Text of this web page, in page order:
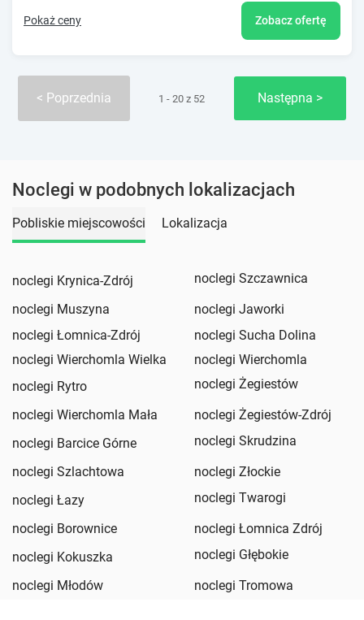
Pokaż ceny Zobacz ofertę
Poprzednia 1 - 20 z 52 Następna
Noclegi w podobnych lokalizacjach
Pobliskie miejscowości Lokalizacja
noclegi Krynica-Zdrój
noclegi Szczawnica
noclegi Muszyna
noclegi Jaworki
noclegi Łomnica-Zdrój
noclegi Sucha Dolina
noclegi Wierchomla Wielka
noclegi Wierchomla
noclegi Rytro
noclegi Żegiestów
noclegi Wierchomla Mała
noclegi Żegiestów-Zdrój
noclegi Barcice Górne
noclegi Skrudzina
noclegi Szlachtowa
noclegi Złockie
noclegi Łazy
noclegi Twarogi
noclegi Borownice
noclegi Łomnica Zdrój
noclegi Kokuszka
noclegi Głębokie
noclegi Młodów
noclegi Tromowa